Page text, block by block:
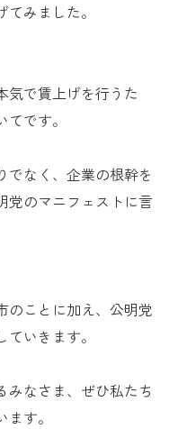
みました。
気で賃上げを行うた
です。
でなく、企業の根幹を
党のマニフェストに言
のことに加え、公明党
いきます。
みなさま、ぜひ私たち
す。